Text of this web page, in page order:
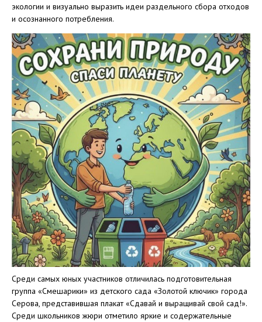
экологии и визуально выразить идеи раздельного сбора отходов
и осознанного потребления.
Среди самых юных участников отличилась подготовительная
группа «Смешарики» из детского сада «Золотой ключик» города
Серова, представившая плакат «Сдавай и выращивай свой сад!».
Среди школьников жюри отметило яркие и содержательные